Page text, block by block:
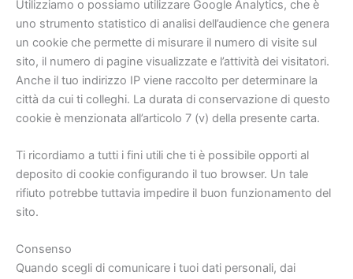
Utilizziamo o possiamo utilizzare Google Analytics, che è
uno strumento statistico di analisi dell’audience che genera
un cookie che permette di misurare il numero di visite sul
sito, il numero di pagine visualizzate e l’attività dei visitatori.
Anche il tuo indirizzo IP viene raccolto per determinare la
città da cui ti colleghi. La durata di conservazione di questo
cookie è menzionata all’articolo 7 (v) della presente carta.
Ti ricordiamo a tutti i fini utili che ti è possibile opporti al
deposito di cookie configurando il tuo browser. Un tale
rifiuto potrebbe tuttavia impedire il buon funzionamento del
sito.
Consenso
Quando scegli di comunicare i tuoi dati personali, dai